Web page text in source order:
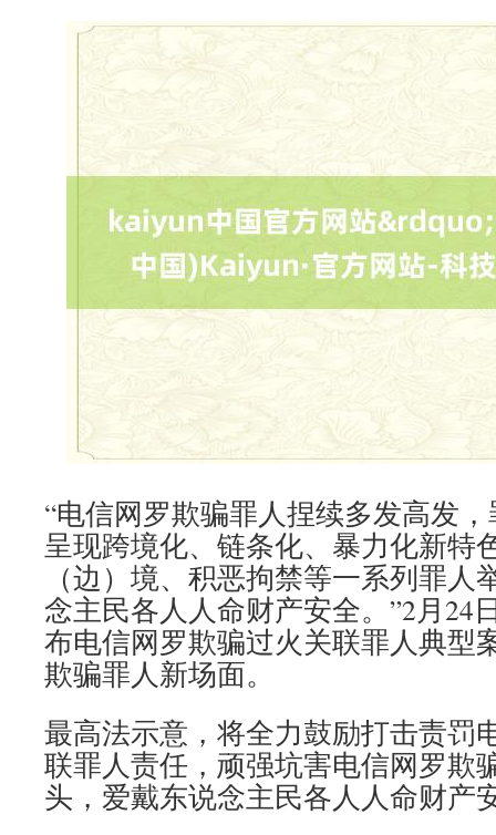
“电信网罗欺骗罪人捏续多发高发
呈现跨境化、链条化、暴力化新特
（边）境、积恶拘禁等一系列罪人
念主民各人人命财产安全。”2月24
布电信网罗欺骗过火关联罪人典型
欺骗罪人新场面。
最高法示意，将全力鼓励打击责罚
联罪人责任，顽强坑害电信网罗欺
头，爱戴东说念主民各人人命财产